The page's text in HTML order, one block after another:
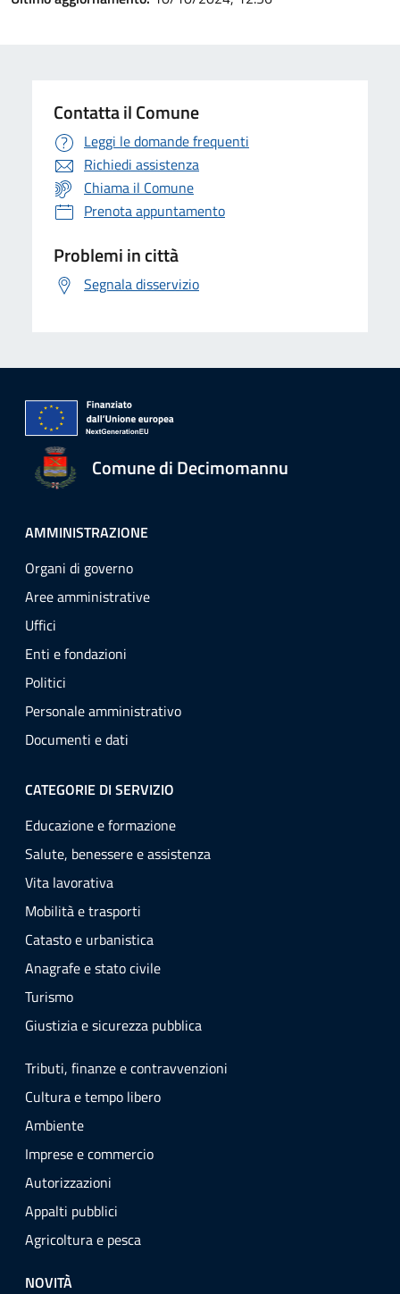
Contatta il Comune
Leggi le domande frequenti
Richiedi assistenza
Chiama il Comune
Prenota appuntamento
Problemi in città
Segnala disservizio
Comune di Decimomannu
AMMINISTRAZIONE
Organi di governo
Aree amministrative
Uffici
Enti e fondazioni
Politici
Personale amministrativo
Documenti e dati
CATEGORIE DI SERVIZIO
Educazione e formazione
Salute, benessere e assistenza
Vita lavorativa
Mobilità e trasporti
Catasto e urbanistica
Anagrafe e stato civile
Turismo
Giustizia e sicurezza pubblica
Tributi, finanze e contravvenzioni
Cultura e tempo libero
Ambiente
Imprese e commercio
Autorizzazioni
Appalti pubblici
Agricoltura e pesca
NOVITÀ